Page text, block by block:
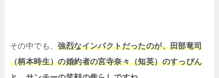
その中でも、強烈なインパクトだったのが、田部竜司
（柄本時生）の婚約者の宮寺奈々（知英）のすっぴん